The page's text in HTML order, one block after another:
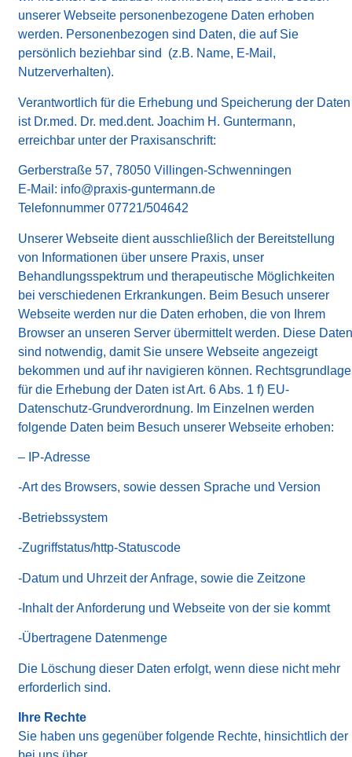
unserer Webseite personenbezogene Daten erhoben
werden. Personenbezogen sind Daten, die auf Sie
persönlich beziehbar sind (z.B. Name, E-Mail,
Nutzerverhalten).
Verantwortlich für die Erhebung und Speicherung der Daten
ist Dr.med. Dr. med.dent. Joachim H. Guntermann,
erreichbar unter der Praxisanschrift:
Gerberstraße 57, 78050 Villingen-Schwenningen
E-Mail: info@praxis-guntermann.de
Telefonnummer 07721/504642
Unserer Webseite dient ausschließlich der Bereitstellung
von Informationen über unsere Praxis, unser
Behandlungsspektrum und therapeutische Möglichkeiten
bei verschiedenen Erkrankungen. Beim Besuch unserer
Webseite werden nur die Daten erhoben, die von Ihrem
Browser an unseren Server übermittelt werden. Diese Daten
sind notwendig, damit Sie unsere Webseite angezeigt
bekommen und auf ihr navigieren können. Rechtsgrundlage
für die Erhebung der Daten ist Art. 6 Abs. 1 f) EU-
Datenschutz-Grundverordnung. Im Einzelnen werden
folgende Daten beim Besuch unserer Webseite erhoben:
– IP-Adresse
-Art des Browsers, sowie dessen Sprache und Version
-Betriebssystem
-Zugriffstatus/http-Statuscode
-Datum und Uhrzeit der Anfrage, sowie die Zeitzone
-Inhalt der Anforderung und Webseite von der sie kommt
-Übertragene Datenmenge
Die Löschung dieser Daten erfolgt, wenn diese nicht mehr
erforderlich sind.
Ihre Rechte
Sie haben uns gegenüber folgende Rechte, hinsichtlich der